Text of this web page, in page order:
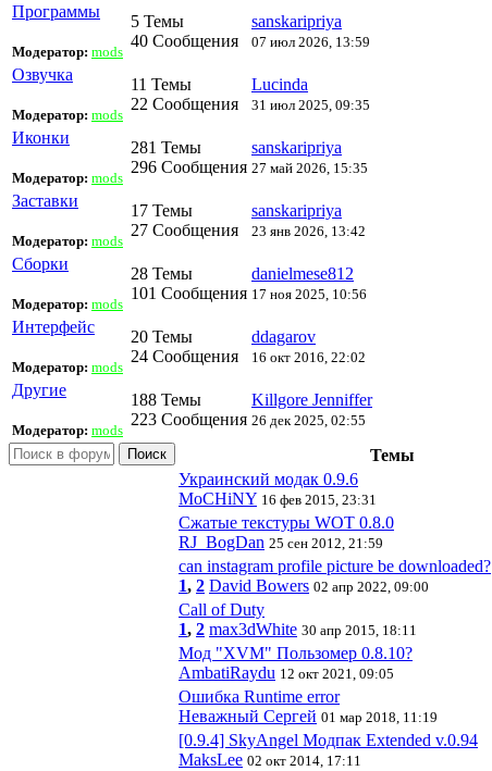
Программы
Модератор: mods
5 Темы
40 Сообщения
sanskaripriya
07 июл 2026, 13:59
Озвучка
Модератор: mods
11 Темы
22 Сообщения
Lucinda
31 июл 2025, 09:35
Иконки
Модератор: mods
281 Темы
296 Сообщения
sanskaripriya
27 май 2026, 15:35
Заставки
Модератор: mods
17 Темы
27 Сообщения
sanskaripriya
23 янв 2026, 13:42
Сборки
Модератор: mods
28 Темы
101 Сообщения
danielmese812
17 ноя 2025, 10:56
Интерфейс
Модератор: mods
20 Темы
24 Сообщения
ddagarov
16 окт 2016, 22:02
Другие
Модератор: mods
188 Темы
223 Сообщения
Killgore Jenniffer
26 дек 2025, 02:55
Поиск Темы
Украинский модак 0.9.6
MoCHiNY 16 фев 2015, 23:31
Сжатые текстуры WOT 0.8.0
RJ_BogDan 25 сен 2012, 21:59
can instagram profile picture be downloaded?
1, 2 David Bowers 02 апр 2022, 09:00
Call of Duty
1, 2 max3dWhite 30 апр 2015, 18:11
Мод "XVM" Пользомер 0.8.10?
AmbatiRaydu 12 окт 2021, 09:05
Ошибка Runtime error
Неважный Сергей 01 мар 2018, 11:19
[0.9.4] SkyAngel Модпак Extended v.0.94
MaksLee 02 окт 2014, 17:11